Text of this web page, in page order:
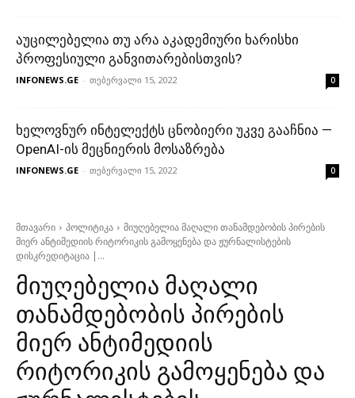
აუცილებელია თუ არა აკადემიური ხარისხი
პროფესიული განვითარებისთვის?
INFONEWS.GE - თებერვალი 15, 2022 0
ხელოვნურ ინტელექტს ცნობიერი უკვე გააჩნია —
OpenAI-ის მეცნიერის მოსაზრება
INFONEWS.GE - თებერვალი 15, 2022 0